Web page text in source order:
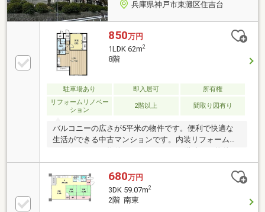
兵庫県神戸市東灘区住吉台
850万円
1LDK 62m2
8階
駐車場あり 即入居可
所有権
リフォームリノベー
ション
2階以上 間取り図有り
バルコニーの広さが5平米の物件です。便利で快適な
生活ができる中古マンションです。内装リフォームで
す。初めて訪れる街で暮らすのは不安がいっぱいです
680万円
3DK 59.07m2
2階 南東